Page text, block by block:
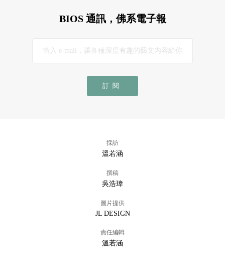
BIOS 通訊，佛系電子報
訂閱
採訪
溫若涵
撰稿
吳浩瑋
圖片提供
JL DESIGN
責任編輯
溫若涵